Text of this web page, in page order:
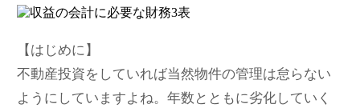
【はじめに】
不動産投資をしていれば当然物件の管理は怠らない
ようにしていますよね。年数とともに劣化していく